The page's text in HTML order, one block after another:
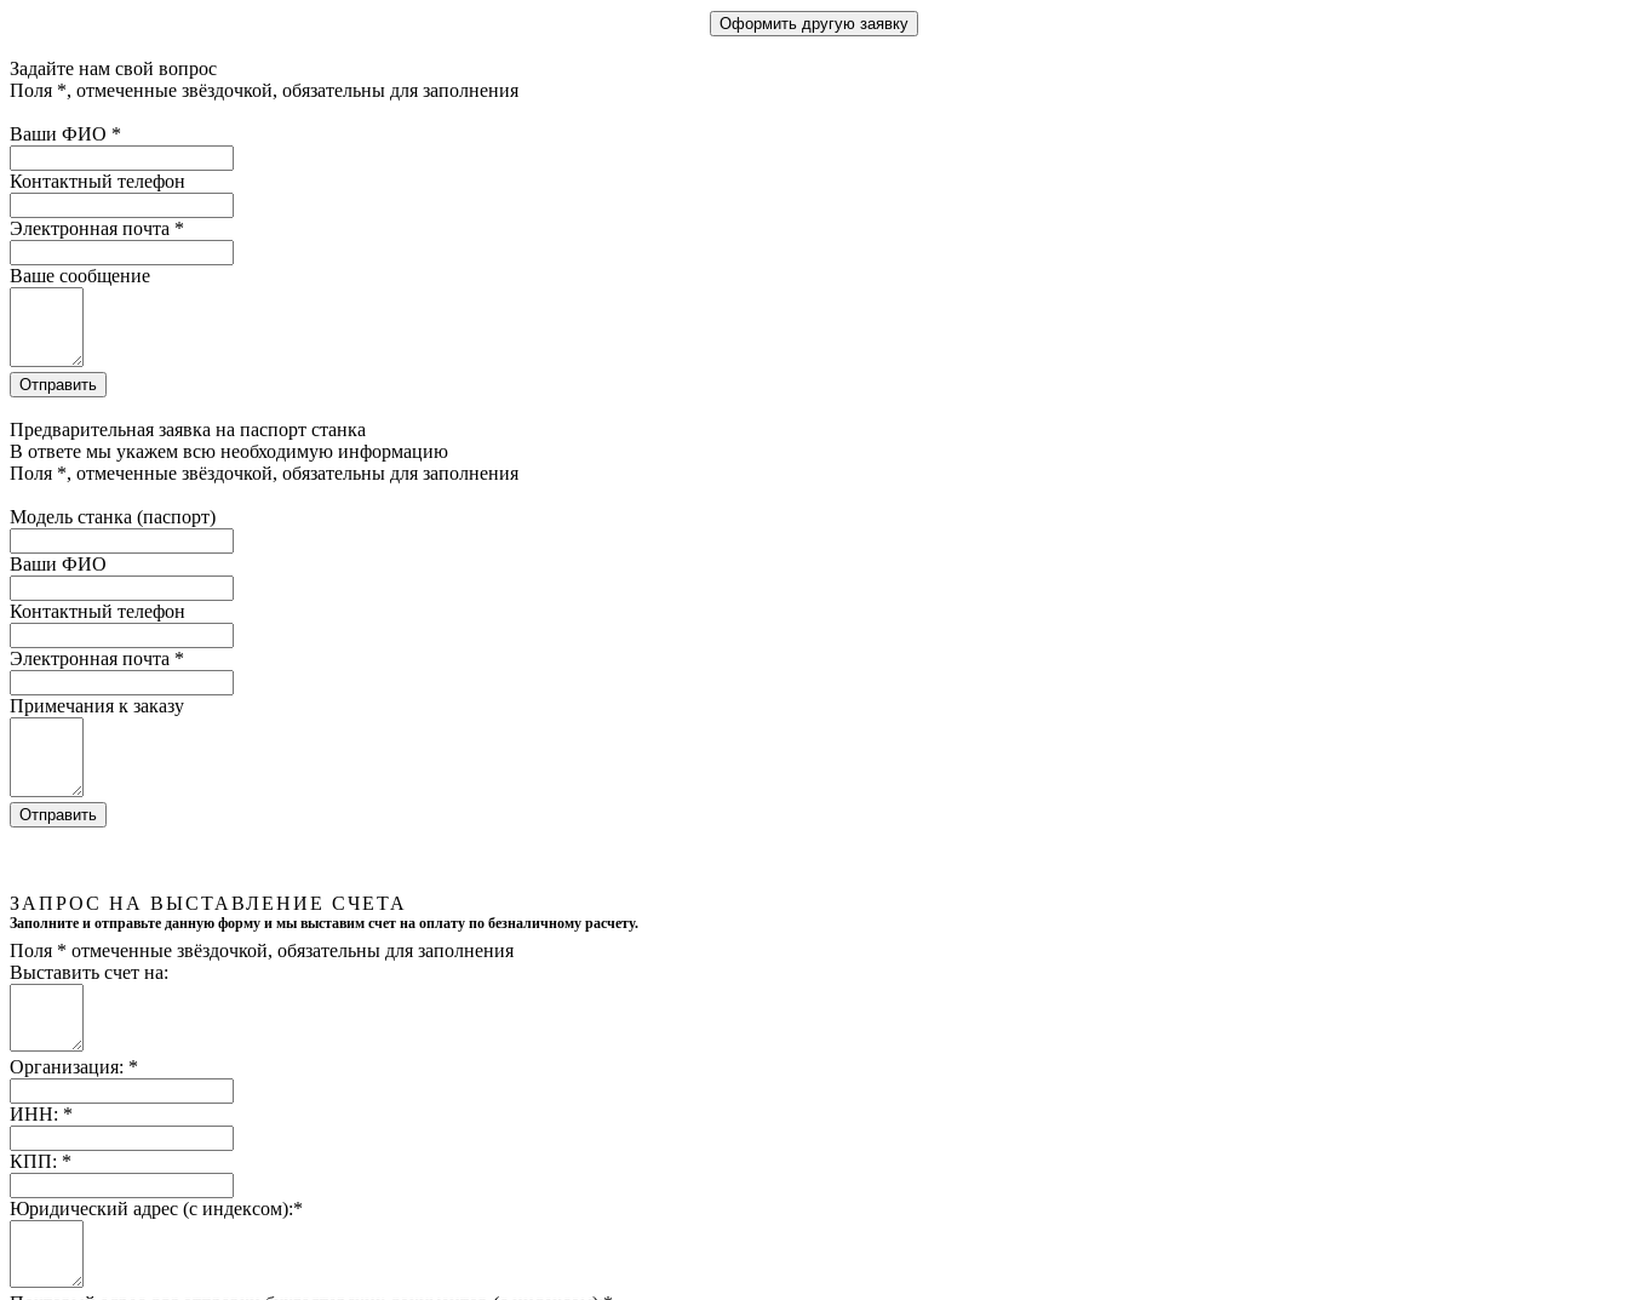
Задайте нам свой вопрос
Поля *, отмеченные звёздочкой, обязательны для заполнения
Ваши ФИО *
Контактный телефон
Электронная почта *
Ваше сообщение
Предварительная заявка на паспорт станка
В ответе мы укажем всю необходимую информацию
Поля *, отмеченные звёздочкой, обязательны для заполнения
Модель станка (паспорт)
Ваши ФИО
Контактный телефон
Электронная почта *
Примечания к заказу
ЗАПРОС НА ВЫСТАВЛЕНИЕ СЧЕТА
Заполните и отправьте данную форму и мы выставим счет на оплату по безналичному расчету.
Поля * отмеченные звёздочкой, обязательны для заполнения
Выставить счет на:
Организация: *
ИНН: *
КПП: *
Юридический адрес (с индексом):*